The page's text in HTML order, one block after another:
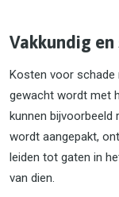
Vakkundig
Kosten voor schade
gewacht wordt met
kunnen bijvoorbeeld
wordt aangepakt,
leiden tot gaten in
van dien.